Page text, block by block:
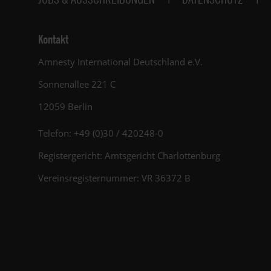
Kontakt
Amnesty International Deutschland e.V.
Sonnenallee 221 C
12059 Berlin
Telefon: +49 (0)30 / 420248-0
Registergericht: Amtsgericht Charlottenburg
Vereinsregisternummer: VR 36372 B